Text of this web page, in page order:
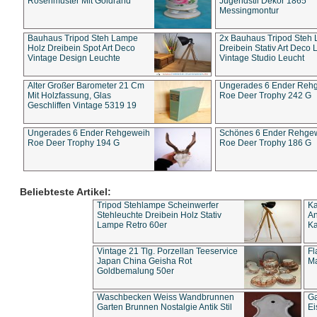
Messingmontur
Bauhaus Tripod Steh Lampe
Holz Dreibein Spot Art Deco
Vintage Design Leuchte
2x Bauhaus Tripod Steh
Dreibein Stativ Art Deco
Vintage Studio Leucht
Alter Großer Barometer 21 Cm
Mit Holzfassung, Glas
Geschliffen Vintage 5319 19
Ungerades 6 Ender
Roe Deer Trophy 242 G
Ungerades 6 Ender Rehgeweih
Roe Deer Trophy 194 G
Schönes 6 Ender
Roe Deer Trophy 186 G
Beliebteste Artikel:
Tripod Stehlampe Scheinwerfer
Stehleuchte Dreibein Holz Stativ
Lampe Retro 60er
Vintage 21 Tlg. Porzellan Teeservice
Japan China Geisha Rot
Goldbemalung 50er
Waschbecken Weiss Wandbrunnen
Garten Brunnen Nostalgie Antik Stil